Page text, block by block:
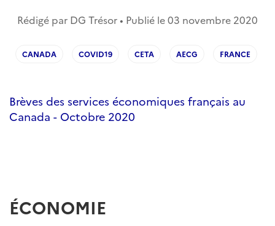
Rédigé par DG Trésor • Publié le03 novembre 2020
CANADA COVID19 CETA AECG FRANCE
Brèves des services économiques français au
Canada - Octobre 2020
ÉCONOMIE